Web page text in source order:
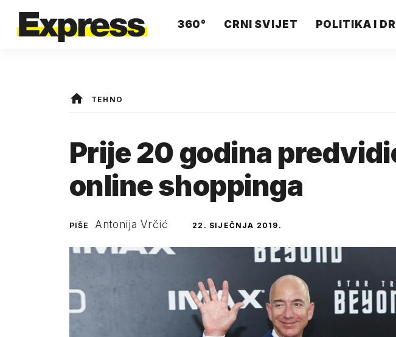
360° CRNI SVIJET POLITIKA I
TEHNO
Prije 20 godina
online shoppinga
PIŠE Antonija Vrčić 22. SIJEČNJA 2019.